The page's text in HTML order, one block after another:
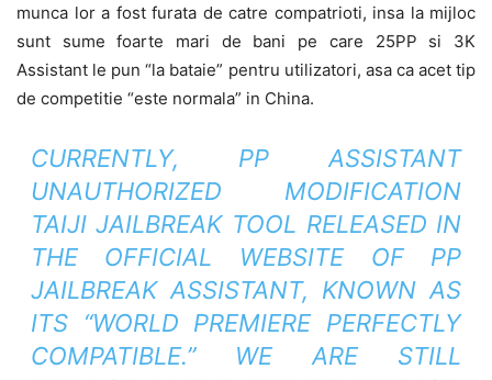
munca lor a fost furata de catre compatrioti, insa la mijloc
sunt sume foarte mari de bani pe care 25PP si 3K
Assistant le pun “la bataie” pentru utilizatori, asa ca acet tip
de competitie “este normala” in China.
CURRENTLY, PP ASSISTANT
UNAUTHORIZED MODIFICATION
TAIJI JAILBREAK TOOL RELEASED IN
THE OFFICIAL WEBSITE OF PP
JAILBREAK ASSISTANT, KNOWN AS
ITS “WORLD PREMIERE PERFECTLY
COMPATIBLE.” WE ARE STILL